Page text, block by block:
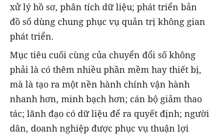
xử lý hồ sơ, phân tích dữ liệu; phát triển bản
đồ số dùng chung phục vụ quản trị không gian
phát triển.
Mục tiêu cuối cùng của chuyển đổi số không
phải là có thêm nhiều phần mềm hay thiết bị,
mà là tạo ra một nền hành chính vận hành
nhanh hơn, minh bạch hơn; cán bộ giảm thao
tác; lãnh đạo có dữ liệu để ra quyết định; người
dân, doanh nghiệp được phục vụ thuận lợi